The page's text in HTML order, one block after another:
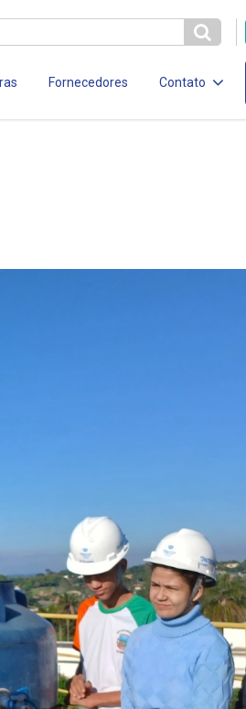
Fornecedores Contato